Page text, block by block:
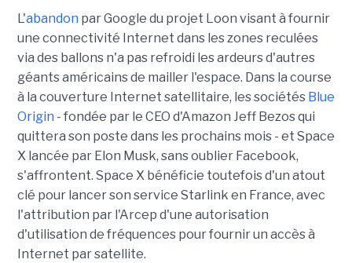
L'abandon par Google du projet Loon visant à fournir
une connectivité Internet dans les zones reculées
via des ballons n'a pas refroidi les ardeurs d'autres
géants américains de mailler l'espace. Dans la course
à la couverture Internet satellitaire, les sociétés Blue
Origin - fondée par le CEO d'Amazon Jeff Bezos qui
quittera son poste dans les prochains mois - et Space
X lancée par Elon Musk, sans oublier Facebook,
s'affrontent. Space X bénéficie toutefois d'un atout
clé pour lancer son service Starlink en France, avec
l'attribution par l'Arcep d'une autorisation
d'utilisation de fréquences pour fournir un accès à
Internet par satellite.